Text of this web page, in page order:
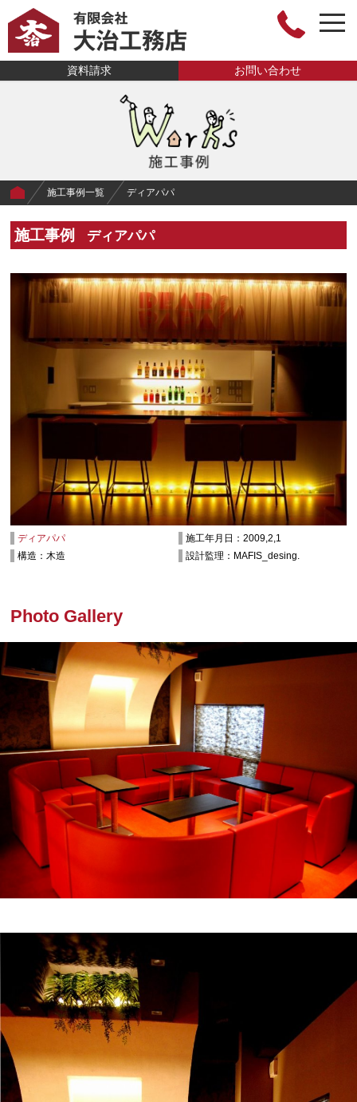
有限会社大治工
資料請求 お問い合わせ
施工事例一覧 ディアパパ
施工事例 ディアパパ
ディアパパ
施工年月日：2009,2,1
構造：木造
設計監理：MAFIS_desing.
Photo Gallery